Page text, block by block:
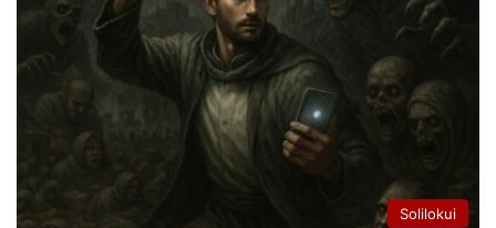
Solilokui